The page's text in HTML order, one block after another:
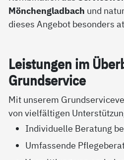
Mönchengladbach und
dieses Angebot besonders
Leis­tun­gen im
Grund­ser­vice
Mit unserem
von vielfältigen
Individuelle Beratung
Umfassende